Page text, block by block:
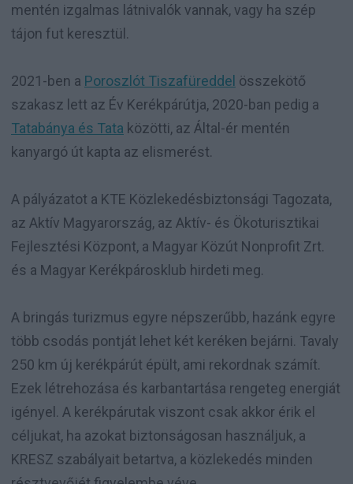
mentén izgalmas látnivalók vannak, vagy ha szép
tájon fut keresztül.
2021-ben a Poroszlót Tiszafüreddel összekötő
szakasz lett az Év Kerékpárútja, 2020-ban pedig a
Tatabánya és Tata közötti, az Által-ér mentén
kanyargó út kapta az elismerést.
A pályázatot a KTE Közlekedésbiztonsági Tagozata,
az Aktív Magyarország, az Aktív- és Ökoturisztikai
Fejlesztési Központ, a Magyar Közút Nonprofit Zrt.
és a Magyar Kerékpárosklub hirdeti meg.
A bringás turizmus egyre népszerűbb, hazánk egyre
több csodás pontját lehet két keréken bejárni. Tavaly
250 km új kerékpárút épült, ami rekordnak számít.
Ezek létrehozása és karbantartása rengeteg energiát
igényel. A kerékpárutak viszont csak akkor érik el
céljukat, ha azokat biztonságosan használjuk, a
KRESZ szabályait betartva, a közlekedés minden